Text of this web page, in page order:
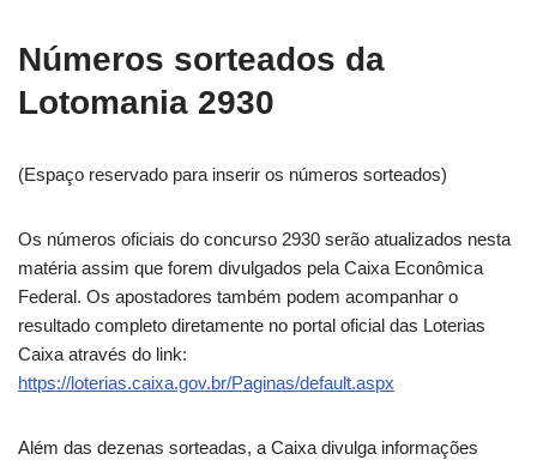
Números sorteados da
Lotomania 2930
(Espaço reservado para inserir os números sorteados)
Os números oficiais do concurso 2930 serão atualizados nesta
matéria assim que forem divulgados pela Caixa Econômica
Federal. Os apostadores também podem acompanhar o
resultado completo diretamente no portal oficial das Loterias
Caixa através do link:
https://loterias.caixa.gov.br/Paginas/default.aspx
Além das dezenas sorteadas, a Caixa divulga informações